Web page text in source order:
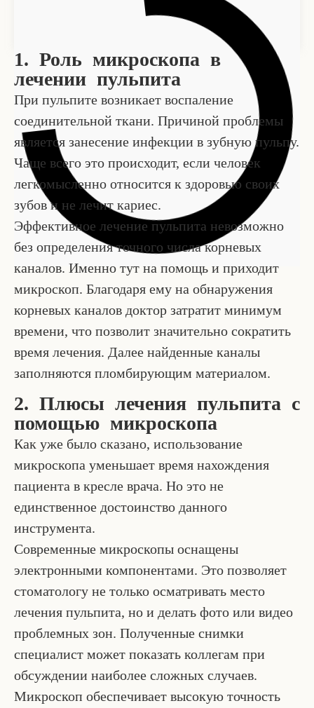
1. Роль микроскопа в
лечении пульпита
При пульпите возникает воспаление
соединительной ткани. Причиной проблемы
является занесение инфекции в зубную пульпу.
Чаще всего это происходит, если человек
легкомысленно относится к здоровью своих
зубов и не лечит кариес.
Эффективное лечение пульпита невозможно
без определения точного числа корневых
каналов. Именно тут на помощь и приходит
микроскоп. Благодаря ему на обнаружения
корневых каналов доктор затратит минимум
времени, что позволит значительно сократить
время лечения. Далее найденные каналы
заполняются пломбирующим материалом.
2. Плюсы лечения пульпита с
помощью микроскопа
Как уже было сказано, использование
микроскопа уменьшает время нахождения
пациента в кресле врача. Но это не
единственное достоинство данного
инструмента.
Современные микроскопы оснащены
электронными компонентами. Это позволяет
стоматологу не только осматривать место
лечения пульпита, но и делать фото или видео
проблемных зон. Полученные снимки
специалист может показать коллегам при
обсуждении наиболее сложных случаев.
Микроскоп обеспечивает высокую точность